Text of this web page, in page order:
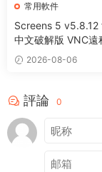
常用軟件
Screens 5 v5.8.12
中文破解版 VNC遠
端應用程序
2026-08-06
評論 0